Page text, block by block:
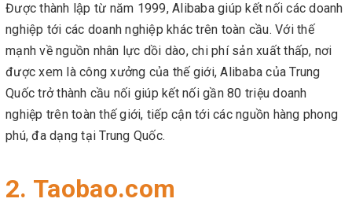
Được thành lập từ năm 1999, Alibaba giúp kết nối các doanh
nghiệp tới các doanh nghiệp khác trên toàn cầu. Với thế
mạnh về nguồn nhân lực dồi dào, chi phí sản xuất thấp, nơi
được xem là công xưởng của thế giới, Alibaba của Trung
Quốc trở thành cầu nối giúp kết nối gần 80 triệu doanh
nghiệp trên toàn thế giới, tiếp cận tới các nguồn hàng phong
phú, đa dạng tại Trung Quốc.
2. Taobao.com